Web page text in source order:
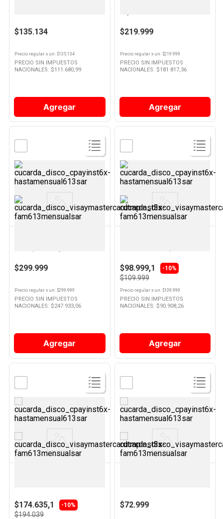
$135.134
Precio regular x un: $135.134
PRECIO SIN IMPUESTOS
NACIONALES: $111.680,99
Agregar
$219.999
Precio regularx un: $219.999
PRECIO SIN IMPUESTOS
NACIONALES: $181.817,36
Agregar
Producto
$299.999
Precio regular x un: $299.999
PRECIO SIN IMPUESTOS
NACIONALES: $247.933,06
Agregar
Producto
$98.999,1 -10%
$109.999
Precio regularx un: $109.999
PRECIO SIN IMPUESTOS
NACIONALES: $90.908,26
Agregar
Ver
Producto
$174.635,1 -10%
$194.039
Ver
Producto
$72.999